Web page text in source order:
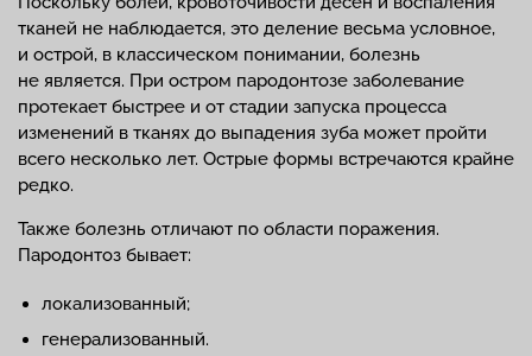
тканей не наблюдается, это деление весьма условное,
и острой, в классическом понимании, болезнь
не является. При остром пародонтозе заболевание
протекает быстрее и от стадии запуска процесса
изменений в тканях до выпадения зуба может пройти
всего несколько лет. Острые формы встречаются крайне
редко.
Также болезнь отличают по области поражения.
Пародонтоз бывает:
локализованный;
генерализованный.